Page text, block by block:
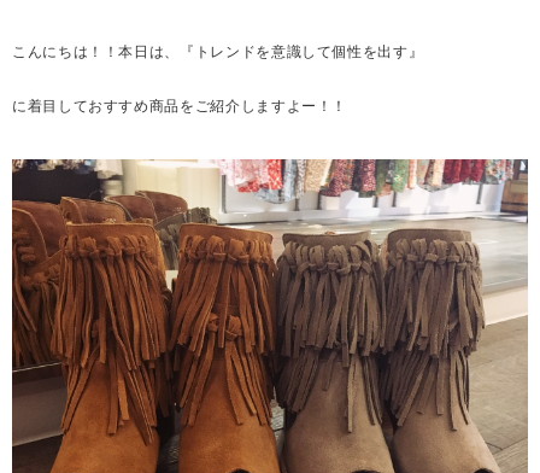
こんにちは！！本日は、『トレンドを意識して個性を出す』
に着目しておすすめ商品をご紹介しますよー！！